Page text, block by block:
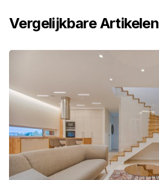
Vergelijkbare Artikelen